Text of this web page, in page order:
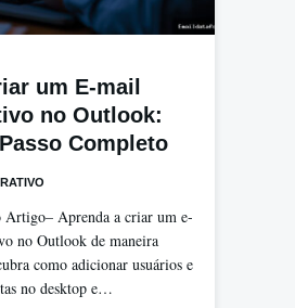
um E-mail
no Outlook:
Completo
Artigo– Aprenda a criar um e-
no Outlook de maneira
como adicionar usuários e
no desktop e…